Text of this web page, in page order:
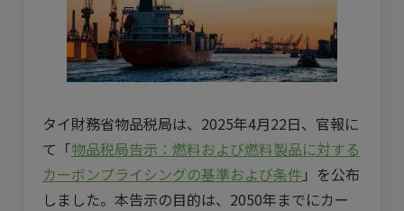
タイ財務省物品税局は、2025年4月22日、官報に
て「物品税局告示：燃料および燃料製品に対する
カーボンプライシングの基準および条件」を公布
しました。本告示の目的は、2050年までにカー